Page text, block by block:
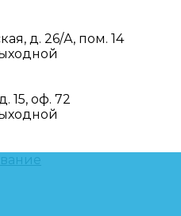
д. 26/А, пом. 14
15, оф. 72